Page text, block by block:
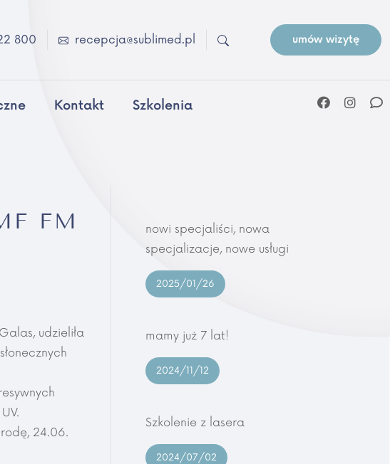
800 recepcja@sublimed.pl umów wizytę
Kontakt Szkolenia
FM
udzieliła
24.06.
nowi specjaliści, nowa
specjalizacje, nowe usługi
2025/01/26
mamy już 7 lat!
2024/11/12
Szkolenie z lasera
2024/07/02